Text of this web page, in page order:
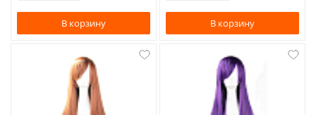
В корзину В корзину